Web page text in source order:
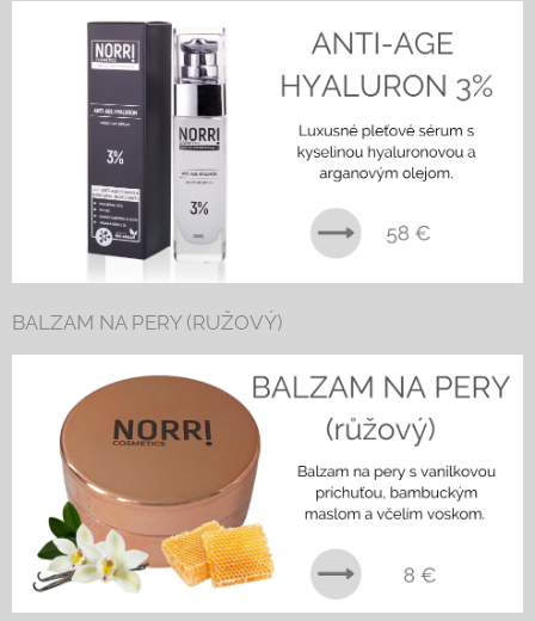
BALZAM NA PERY (RUŽOVÝ)